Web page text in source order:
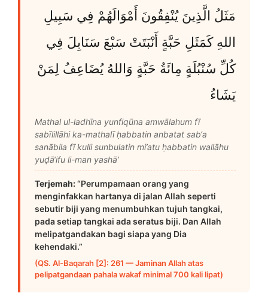
مَثَلُ الَّذِينَ يُنْفِقُونَ أَمْوَالَهُمْ فِي سَبِيلِ
اللهِ كَمَثَلِ حَبَّةٍ أَنْبَتَتْ سَبْعَ سَنَابِلَ فِي
كُلِّ سُنْبُلَةٍ مِائَةُ حَبَّةٍ وَاللهُ يُضَاعِفُ لِمَنْ
يَشَاءُ
Mathal ul-ladhīna yunfiqūna amwālahum fī
sabīlillāhi ka-mathalī ḥabbatin anbatat sab‘a
sanābila fī kulli sunbulatin mi’atu ḥabbatin wallāhu
yuḍā‘ifu li-man yashā’
Terjemah:“Perumpamaan orang yang
menginfakkan hartanya di jalan Allah seperti
sebutir biji yang menumbuhkan tujuh tangkai,
pada setiap tangkai ada seratus biji. Dan Allah
melipatgandakan bagi siapa yang Dia
kehendaki.”
(QS. Al-Baqarah [2]: 261 — Jaminan Allah atas
pelipatgandaan pahala wakaf minimal 700 kali lipat)